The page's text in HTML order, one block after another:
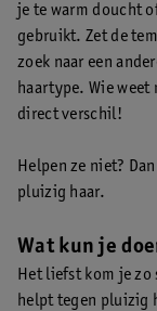
je te warm doucht
gebruikt. Zet de
zoek naar een
haartype. Wie weet
direct verschil!
Helpen ze niet?
pluizig haar.
Wat kun je
Het liefst kom je
helpt tegen pluizig